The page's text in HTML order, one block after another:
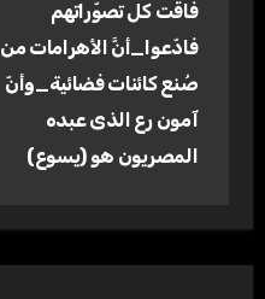
فاقت كل تصوّراتهم
فادّعوا_أنَّ الأهرامات من
صُنع كائنات فضائية_وأنّ
آمون رع الذى عبده
المصريون هو (يسوع)